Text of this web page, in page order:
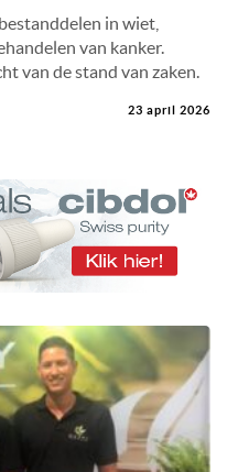
in wiet,
van kanker.
van de stand van zaken.
23 april 2026